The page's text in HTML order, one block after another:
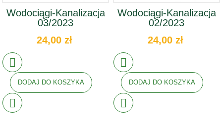
Wodociągi-Kanalizacja
03/2023
24,00 zł
DODAJ DO KOSZYKA
Wodociągi-Kanalizacja
02/2023
24,00 zł
DODAJ DO KOSZYKA